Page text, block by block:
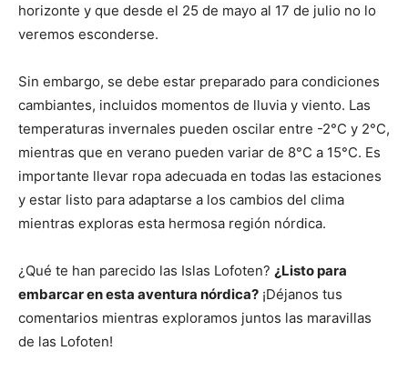
horizonte y que desde el 25 de mayo al 17 de julio no lo
veremos esconderse.
Sin embargo, se debe estar preparado para condiciones
cambiantes, incluidos momentos de lluvia y viento. Las
temperaturas invernales pueden oscilar entre -2°C y 2°C,
mientras que en verano pueden variar de 8°C a 15°C. Es
importante llevar ropa adecuada en todas las estaciones
y estar listo para adaptarse a los cambios del clima
mientras exploras esta hermosa región nórdica.
¿Qué te han parecido las Islas Lofoten? ¿Listo para
embarcar en esta aventura nórdica? ¡Déjanos tus
comentarios mientras exploramos juntos las maravillas
de las Lofoten!